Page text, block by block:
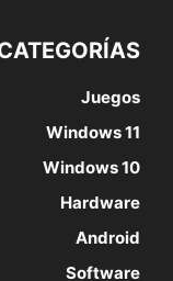
CATEGORÍAS
Juegos
Windows 11
Windows 10
Hardware
Android
Software